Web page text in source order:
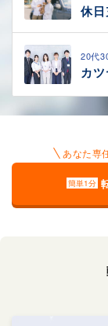
休
20代
カ
あなた専
簡単1分